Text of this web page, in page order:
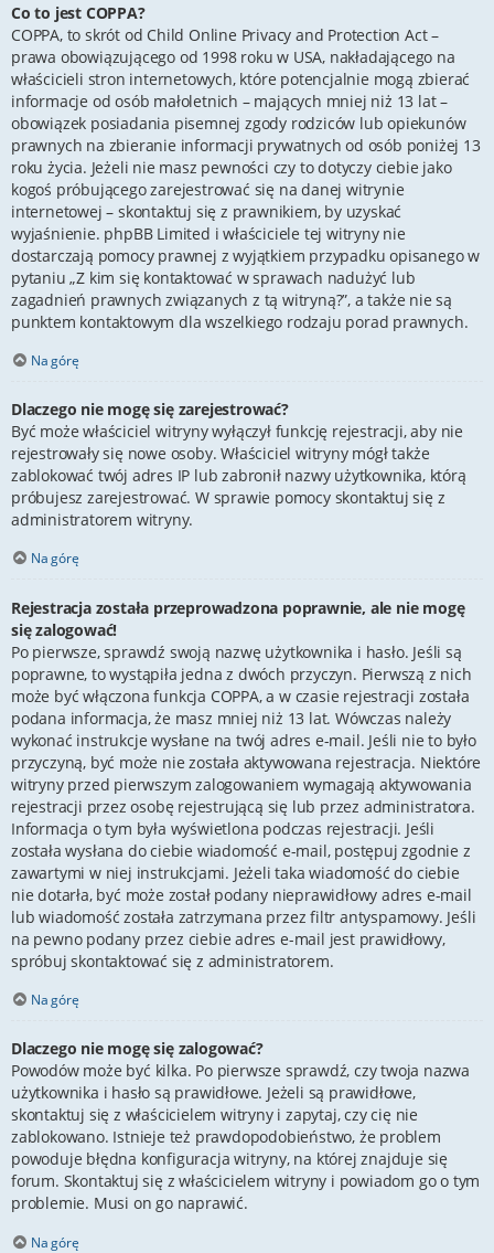
Co to jest COPPA?
COPPA, to skrót od Child Online Privacy and Protection Act –
prawa obowiązującego od 1998 roku w USA, nakładającego na
właścicieli stron internetowych, które potencjalnie mogą zbierać
informacje od osób małoletnich – mających mniej niż 13 lat –
obowiązek posiadania pisemnej zgody rodziców lub opiekunów
prawnych na zbieranie informacji prywatnych od osób poniżej 13
roku życia. Jeżeli nie masz pewności czy to dotyczy ciebie jako
kogoś próbującego zarejestrować się na danej witrynie
internetowej – skontaktuj się z prawnikiem, by uzyskać
wyjaśnienie. phpBB Limited i właściciele tej witryny nie
dostarczają pomocy prawnej z wyjątkiem przypadku opisanego w
pytaniu „Z kim się kontaktować w sprawach nadużyć lub
zagadnień prawnych związanych z tą witryną?”, a także nie są
punktem kontaktowym dla wszelkiego rodzaju porad prawnych.
Na górę
Dlaczego nie mogę się zarejestrować?
Być może właściciel witryny wyłączył funkcję rejestracji, aby nie
rejestrowały się nowe osoby. Właściciel witryny mógł także
zablokować twój adres IP lub zabronił nazwy użytkownika, którą
próbujesz zarejestrować. W sprawie pomocy skontaktuj się z
administratorem witryny.
Na górę
Rejestracja została przeprowadzona poprawnie, ale nie mogę
się zalogować!
Po pierwsze, sprawdź swoją nazwę użytkownika i hasło. Jeśli są
poprawne, to wystąpiła jedna z dwóch przyczyn. Pierwszą z nich
może być włączona funkcja COPPA, a w czasie rejestracji została
podana informacja, że masz mniej niż 13 lat. Wówczas należy
wykonać instrukcje wysłane na twój adres e-mail. Jeśli nie to było
przyczyną, być może nie została aktywowana rejestracja. Niektóre
witryny przed pierwszym zalogowaniem wymagają aktywowania
rejestracji przez osobę rejestrującą się lub przez administratora.
Informacja o tym była wyświetlona podczas rejestracji. Jeśli
została wysłana do ciebie wiadomość e-mail, postępuj zgodnie z
zawartymi w niej instrukcjami. Jeżeli taka wiadomość do ciebie
nie dotarła, być może został podany nieprawidłowy adres e-mail
lub wiadomość została zatrzymana przez filtr antyspamowy. Jeśli
na pewno podany przez ciebie adres e-mail jest prawidłowy,
spróbuj skontaktować się z administratorem.
Na górę
Dlaczego nie mogę się zalogować?
Powodów może być kilka. Po pierwsze sprawdź, czy twoja nazwa
użytkownika i hasło są prawidłowe. Jeżeli są prawidłowe,
skontaktuj się z właścicielem witryny i zapytaj, czy cię nie
zablokowano. Istnieje też prawdopodobieństwo, że problem
powoduje błędna konfiguracja witryny, na której znajduje się
forum. Skontaktuj się z właścicielem witryny i powiadom go o tym
problemie. Musi on go naprawić.
Na górę